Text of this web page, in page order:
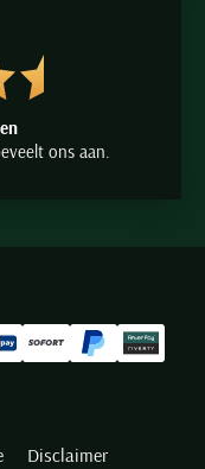
ons aan.
Disclaimer